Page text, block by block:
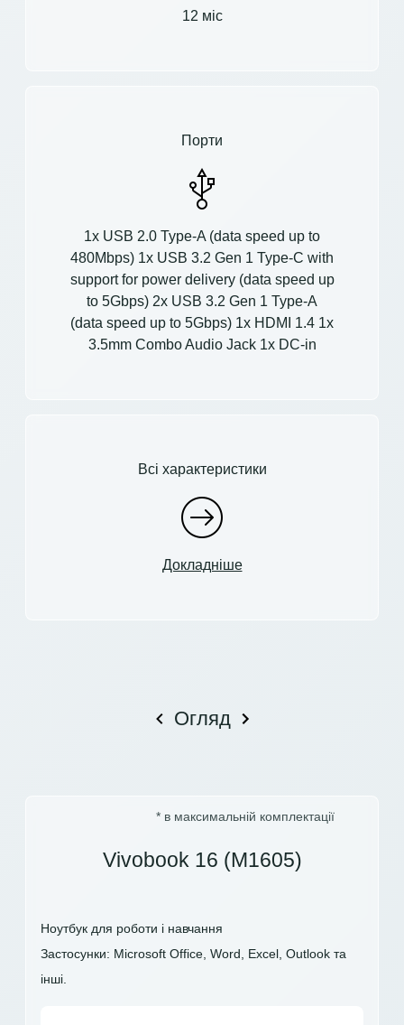
12 міс
Порти
1x USB 2.0 Type-A (data speed up to
480Mbps) 1x USB 3.2 Gen 1 Type-C with
support for power delivery (data speed up
to 5Gbps) 2x USB 3.2 Gen 1 Type-A
(data speed up to 5Gbps) 1x HDMI 1.4 1x
3.5mm Combo Audio Jack 1x DC-in
Всі характеристики
Докладніше
Огляд
* в максимальній комплектації
Vivobook 16 (M1605)
Ноутбук для роботи і навчання
Застосунки: Microsoft Office, Word, Excel, Outlook та
інші.